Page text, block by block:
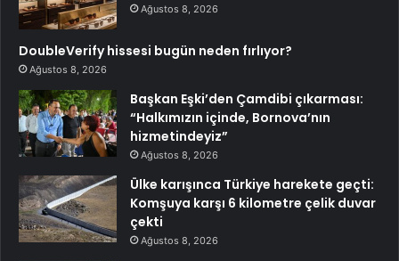
Ağustos 8, 2026
DoubleVerify hissesi bugün neden fırlıyor?
Ağustos 8, 2026
Başkan Eşki’den Çamdibi çıkarması:
“Halkımızın içinde, Bornova’nın
hizmetindeyiz”
Ağustos 8, 2026
Ülke karışınca Türkiye harekete geçti:
Komşuya karşı 6 kilometre çelik duvar
çekti
Ağustos 8, 2026